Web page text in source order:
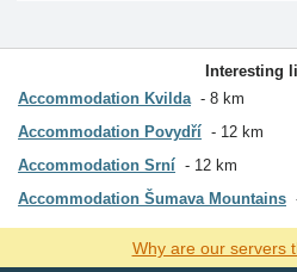
Interesting
Accommodation Kvilda
8 km
Accommodation Povydří
12 km
Accommodation Srní
12 km
Accommodation Šumava Mountains
Why are our servers